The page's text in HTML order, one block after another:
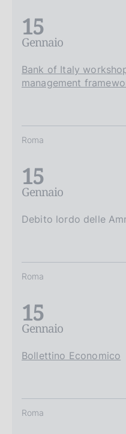
15
Gennaio
Bank of Italy
management
Roma
15
Gennaio
Debito lordo delle
Roma
15
Gennaio
Bollettino Economico
Roma